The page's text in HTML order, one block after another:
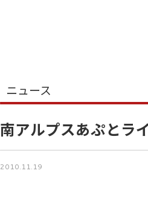
ニュース
南アルプスあぷとラ
2010.11.19